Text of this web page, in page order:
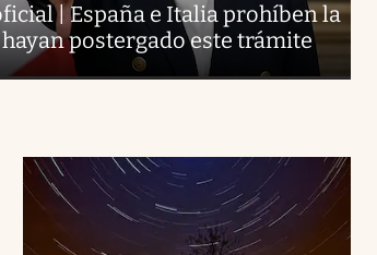
| España e Italia prohíben la
postergado este trámite